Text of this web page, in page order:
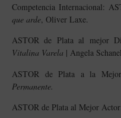
Competencia Internacional:
que arde , Oliver Laxe.
ASTOR de Plata al mejor
Vitalina Varela | Angela
ASTOR de Plata a la
Permanente.
ASTOR de Plata al Mejor